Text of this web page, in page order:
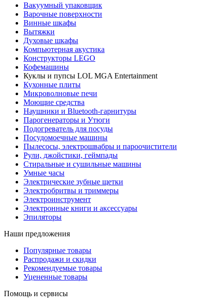
Вакуумный упаковщик
Варочные поверхности
Винные шкафы
Вытяжки
Духовые шкафы
Компьютерная акустика
Конструкторы LEGO
Кофемашины
Куклы и пупсы LOL MGA Entertainment
Кухонные плиты
Микроволновые печи
Моющие средства
Наушники и Bluetooth-гарнитуры
Парогенераторы и Утюги
Подогреватель для посуды
Посудомоечные машины
Пылесосы, электрошвабры и пароочистители
Рули, джойстики, геймпады
Стиральные и сушильные машины
Умные часы
Электрические зубные щетки
Электробритвы и триммеры
Электроинструмент
Электронные книги и аксессуары
Эпиляторы
Наши предложения
Популярные товары
Распродажи и скидки
Рекомендуемые товары
Уцененные товары
Помощь и сервисы